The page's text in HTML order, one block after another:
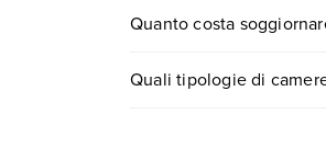
0721.17231 o
Quanto costa
quando partire.
Quali tipologie di